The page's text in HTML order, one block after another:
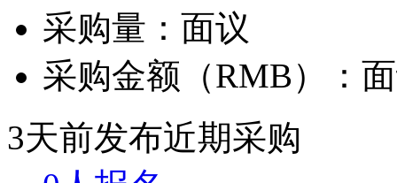
采购量： 面议
采购金额（RMB）：
3天前发布近期采购